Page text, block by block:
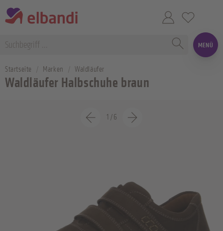
MENÜ
Startseite Marken Waldläufer
Waldläufer Halbschuhe braun
1 /6